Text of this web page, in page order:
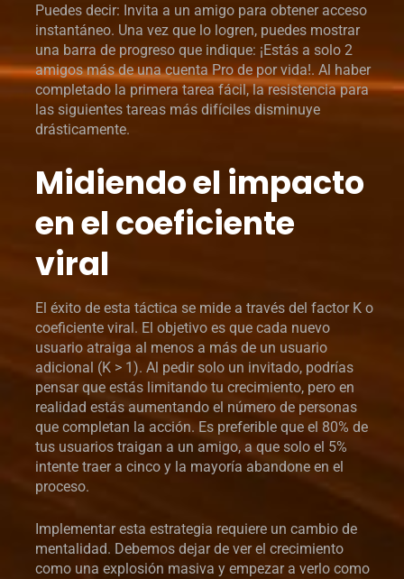
Puedes decir: Invita a un amigo para obtener acceso
instantáneo. Una vez que lo logren, puedes mostrar
una barra de progreso que indique: ¡Estás a solo 2
amigos más de una cuenta Pro de por vida!. Al haber
completado la primera tarea fácil, la resistencia para
las siguientes tareas más difíciles disminuye
drásticamente.
Midiendo el impacto
en el coeficiente
viral
El éxito de esta táctica se mide a través del factor K o
coeficiente viral. El objetivo es que cada nuevo
usuario atraiga al menos a más de un usuario
adicional (K > 1). Al pedir solo un invitado, podrías
pensar que estás limitando tu crecimiento, pero en
realidad estás aumentando el número de personas
que completan la acción. Es preferible que el 80% de
tus usuarios traigan a un amigo, a que solo el 5%
intente traer a cinco y la mayoría abandone en el
proceso.
Implementar esta estrategia requiere un cambio de
mentalidad. Debemos dejar de ver el crecimiento
como una explosión masiva y empezar a verlo como